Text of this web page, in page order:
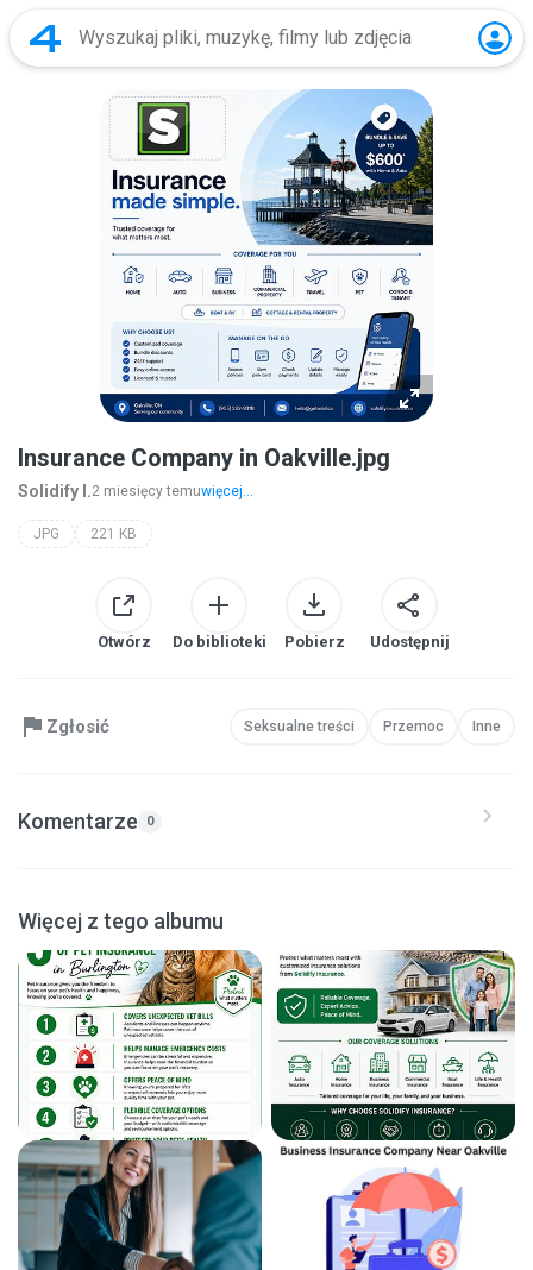
Insurance Company in Oakville.jpg
Solidify I.2 miesięcy temuwięcej...
JPG 221 KB
Otwórz Do biblioteki Pobierz Udostępnij
Zgłosić Seksualne treści Przemoc Inne
Komentarze 0
Więcej z tego albumu